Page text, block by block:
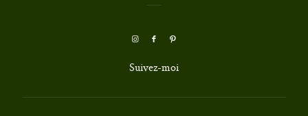
Suivez-moi